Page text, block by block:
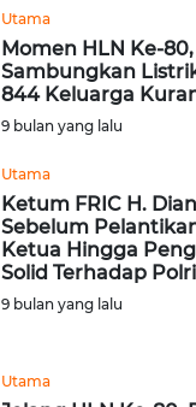
Utama
Momen HLN Ke-
Sambungkan
844 Keluarga
9 bulan yang lalu
Utama
Ketum FRIC H.
Sebelum
Ketua Hingga
Solid Terhadap Polri
9 bulan yang lalu
Utama